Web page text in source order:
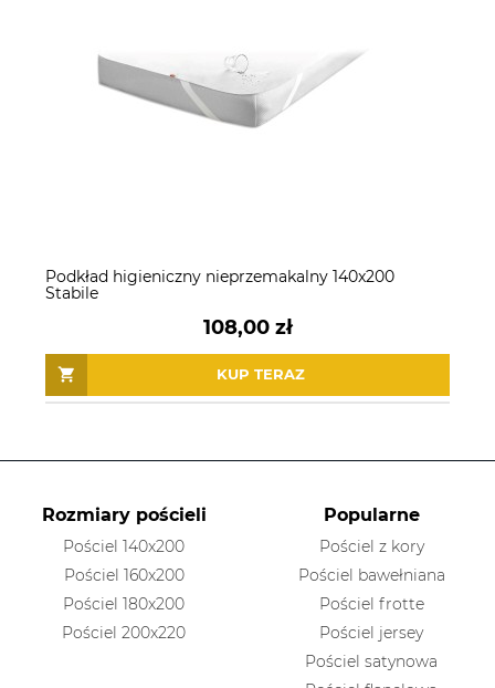
Podkład higieniczny nieprzemakalny 140x200
Stabile
108,00 zł
KUP TERAZ
Rozmiary pościeli
Pościel 140x200
Pościel 160x200
Pościel 180x200
Pościel 200x220
Popularne
Pościel z kory
Pościel bawełniana
Pościel frotte
Pościel jersey
Pościel satynowa